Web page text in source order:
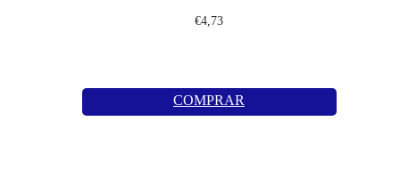
€4,73
COMPRAR